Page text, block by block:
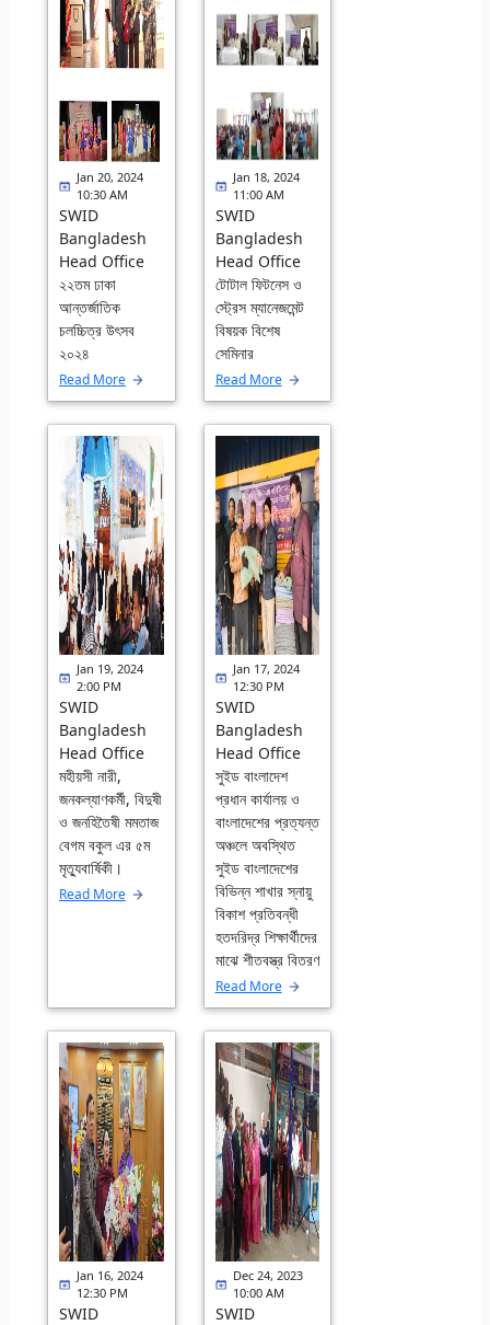
Jan 20, 2024
10:30 AM
SWID
Bangladesh
Head Office
২২তম ঢাকা
আন্তর্জাতিক
চলচ্চিত্র উৎসব
২০২৪
Read More
Jan 18, 2024
11:00 AM
SWID
Bangladesh
Head Office
টোটাল ফিটনেস ও
স্ট্রেস ম্যানেজমেন্ট
বিষয়ক বিশেষ
সেমিনার
Read More
Jan 19, 2024
2:00 PM
SWID
Bangladesh
Head Office
মহীয়সী নারী,
জনকল্যাণকর্মী, বিদুষী
ও জনহিতৈষী মমতাজ
বেগম বকুল এর ৫ম
মৃত্যুবার্ষিকী।
Read More
Jan 17, 2024
12:30 PM
SWID
Bangladesh
Head Office
সুইড বাংলাদেশ
প্রধান কার্যালয় ও
বাংলাদেশের প্রত্যন্ত
অঞ্চলে অবস্থিত
সুইড বাংলাদেশের
বিভিন্ন শাখার স্নায়ু
বিকাশ প্রতিবন্ধী
হতদরিদ্র শিক্ষার্থীদের
মাঝে শীতবস্ত্র বিতরণ
Read More
Jan 16, 2024
12:30 PM
SWID
Dec 24, 2023
10:00 AM
SWID